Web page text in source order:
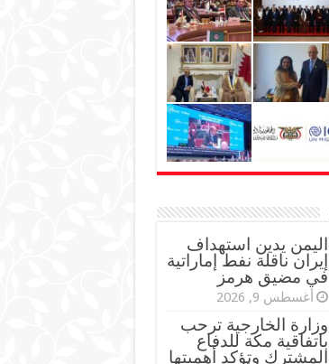
اليمن يدين استهداف
إيران ناقلة نفط إماراتية
في مضيق هرمز
أغسطس 9, 2026
وزارة الخارجية ترحب
باتفاقية مكة للدفاع
المشترك وتؤكد أهميتها